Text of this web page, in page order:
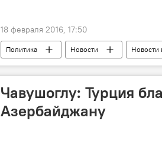
18 февраля 2016, 17:50
Политика Новости Новости
ПKK
Чавушоглу: Турция
Азербайджану